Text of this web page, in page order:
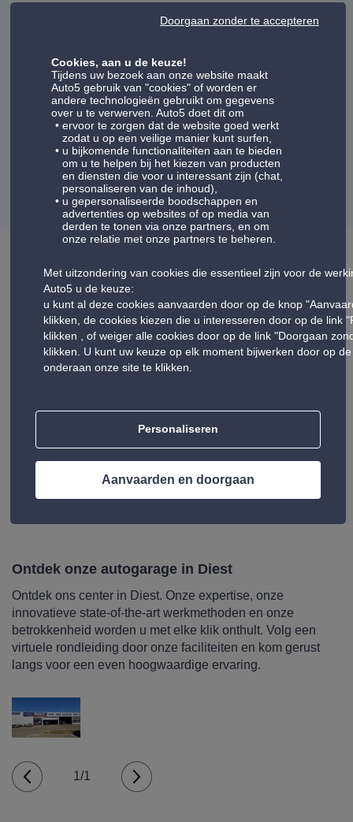
13/07/2026
Weergave van meningen: 16-20
volgende 2 3 4 5
Uw autowinkel Auto5 Diest
Het hele team heet u welkom in uw Auto5-garage voor
auto-onderhoud en auto-uitrusting tegen de beste prijzen.
Om uw auto te onderhouden, biedt Auto5 een breed
gamma aan met op maat gemaakte prestaties:
professionals, aangezien we aangepaste ondersteuning
onderdelen; autoradio, dakkoffer, fietsdragers velgen en
Ontdek onze autogarage in Diest
Ontdek ons center in Diest. Onze expertise, onze
innovatieve state-of-the-art werkmethoden en onze
betrokkenheid worden u met elke klik onthult. Volg een
virtuele rondleiding door onze faciliteiten en kom gerust
langs voor een even hoogwaardige ervaring.
1/1
Cookies, aan u de keuze!
Tijdens uw bezoek aan onze website maakt
Auto5 gebruik van "cookies" of worden er
andere technologieën gebruikt om gegevens
over u te verwerven. Auto5 doet dit om
ervoor te zorgen dat de website goed werkt
zodat u op een veilige manier kunt surfen,
u bijkomende functionaliteiten aan te bieden
om u te helpen bij het kiezen van producten
en diensten die voor u interessant zijn (chat,
personaliseren van de inhoud),
u gepersonaliseerde boodschappen en
advertenties op websites of op media van
derden te tonen via onze partners, en om
onze relatie met onze partners te beheren.
Met uitzondering van cookies die essentieel zijn voor de
Auto5 u de keuze:
u kunt al deze cookies aanvaarden door op de knop
klikken, de cookies kiezen die u interesseren door op de link
klikken , of weiger alle cookies door op de link "Doorgaan
klikken. U kunt uw keuze op elk moment bijwerken door op
onderaan onze site te klikken.
Personaliseren
Doorgaan zonder te accepteren
Aanvaarden en doorgaan